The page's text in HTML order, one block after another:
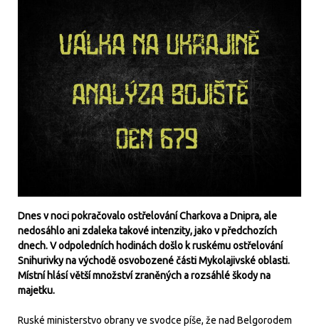
Dnes v noci pokračovalo ostřelování Charkova a Dnipra, ale
nedosáhlo ani zdaleka takové intenzity, jako v předchozích
dnech. V odpoledních hodinách došlo k ruskému ostřelování
Snihurivky na východě osvobozené části Mykolajivské oblasti.
Místní hlásí větší množství zraněných a rozsáhlé škody na
majetku.
Ruské ministerstvo obrany ve svodce píše, že nad Belgorodem